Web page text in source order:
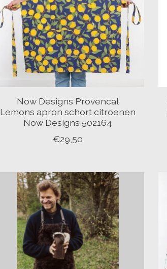
Now Designs Provencal
Lemons apron schort citroenen
Now Designs 502164
€29,50